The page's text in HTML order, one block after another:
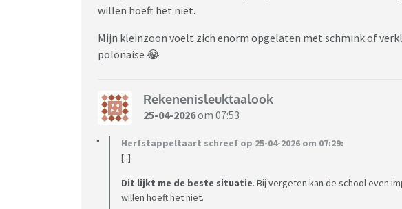
willen hoeft het niet.
Mijn kleinzoon voelt zich enorm opgelaten met schmink of
polonaise 😂
Rekenenisleuktaalook
25-04-2026om 07:53
Herfstappeltaart schreef op 25-04-2026 om 07:29:
[..]
Dit lijkt me de beste situatie. Bij vergeten kan de school even
willen hoeft het niet.